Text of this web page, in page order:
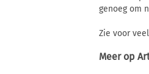
genoeg om
Zie voor
Meer op